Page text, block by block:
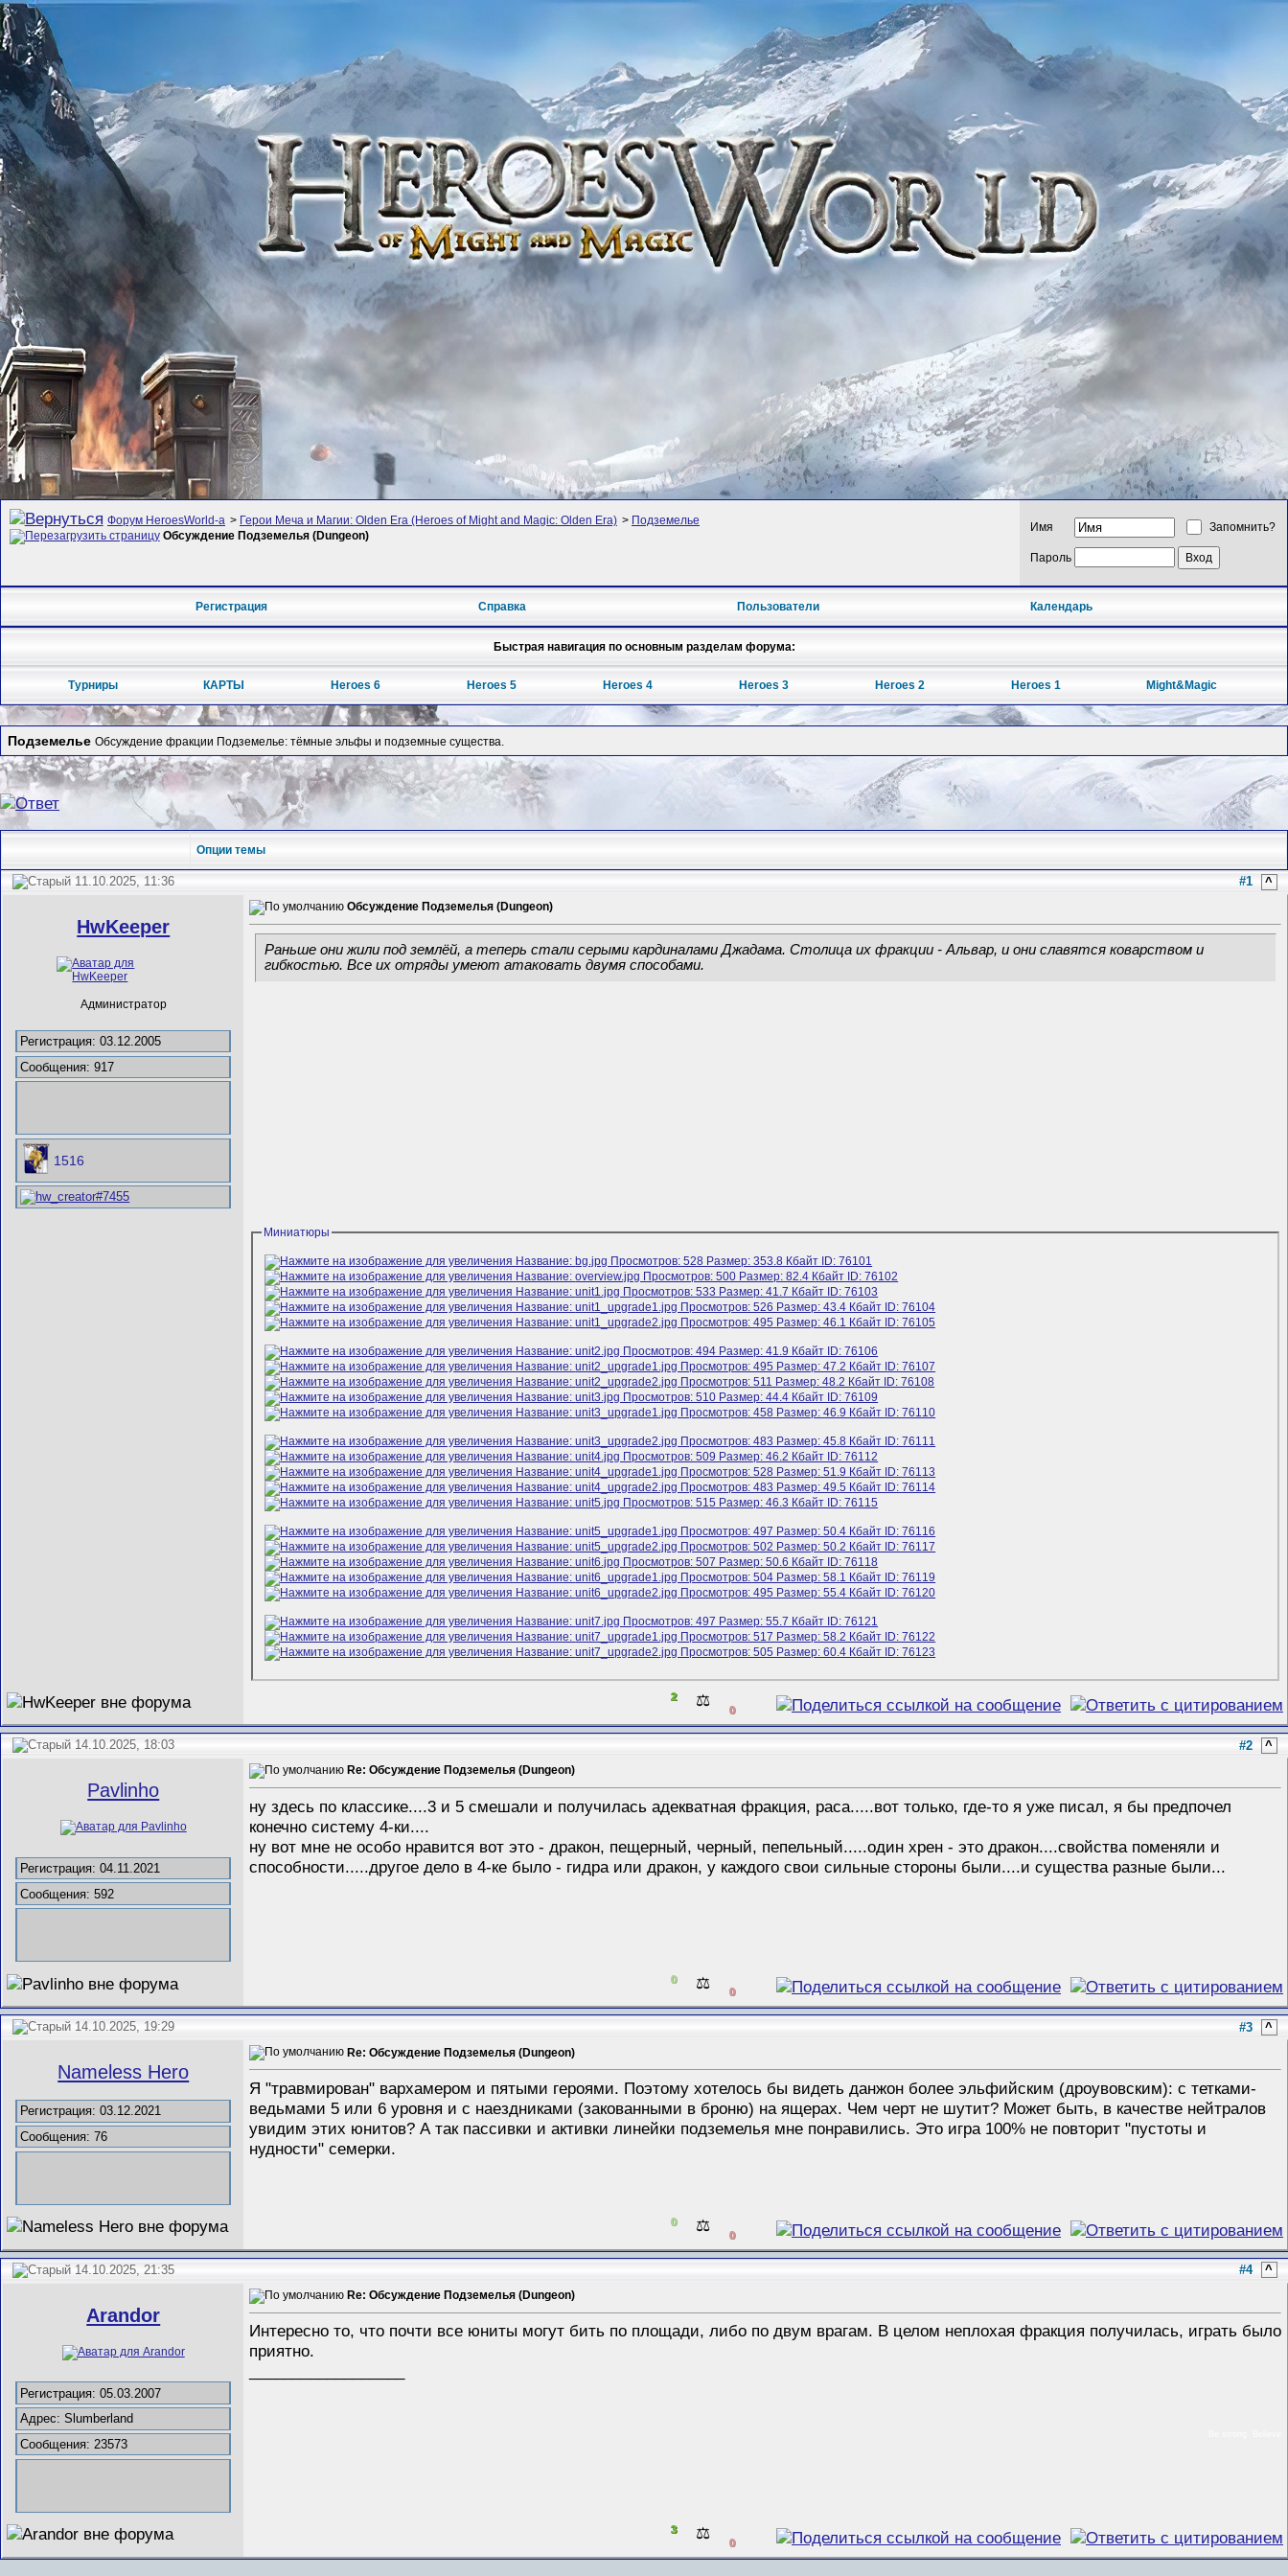
Форум HeroesWorld-а > Герои Меча и Магии: Olden Era (Heroes of Might and Magic: Olden Era) > Подземелье
Обсуждение Подземелья (Dungeon)
Имя Запомнить?
Пароль
Регистрация Справка Пользователи Календарь
Быстрая навигация по основным разделам форума:
Турниры КАРТЫ Heroes 6 Heroes 5 Heroes 4 Heroes 3 Heroes 2 Heroes 1 Might&Magic
Подземелье Обсуждение фракции Подземелье: тёмные эльфы и подземные существа.
Опции темы
11.10.2025, 11:36 #1 ^
HwKeeper
Администратор
Регистрация: 03.12.2005
Сообщения: 917
1516
Обсуждение Подземелья (Dungeon)
Раньше они жили под землёй, а теперь стали серыми кардиналами Джадама. Столица их фракции - Альвар, и они славятся коварством и
гибкостью. Все их отряды умеют атаковать двумя способами.
Миниатюры
2 ⚖️ 0
14.10.2025, 18:03 #2 ^
Pavlinho
Регистрация: 04.11.2021
Сообщения: 592
Re: Обсуждение Подземелья (Dungeon)
ну здесь по классике....3 и 5 смешали и получилась адекватная фракция, раса.....вот только, где-то я уже писал, я бы предпочел
конечно систему 4-ки....
ну вот мне не особо нравится вот это - дракон, пещерный, черный, пепельный.....один хрен - это дракон....свойства поменяли и
способности.....другое дело в 4-ке было - гидра или дракон, у каждого свои сильные стороны были....и существа разные были...
0 ⚖️ 0
14.10.2025, 19:29 #3 ^
Nameless Hero
Регистрация: 03.12.2021
Сообщения: 76
Re: Обсуждение Подземелья (Dungeon)
Я "травмирован" вархамером и пятыми героями. Поэтому хотелось бы видеть данжон более эльфийским (дроувовским): с тетками-
ведьмами 5 или 6 уровня и с наездниками (закованными в броню) на ящерах. Чем черт не шутит? Может быть, в качестве нейтралов
увидим этих юнитов? А так пассивки и активки линейки подземелья мне понравились. Это игра 100% не повторит "пустоты и
нудности" семерки.
0 ⚖️ 0
14.10.2025, 21:35 #4 ^
Arandor
Регистрация: 05.03.2007
Адрес: Slumberland
Сообщения: 23573
Re: Обсуждение Подземелья (Dungeon)
Интересно то, что почти все юниты могут бить по площади, либо по двум врагам. В целом неплохая фракция получилась, играть было
приятно.
3 ⚖️ 0